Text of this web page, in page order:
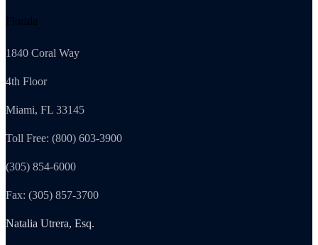
Florida
1840 Coral Way
4th Floor
Miami, FL 33145
Toll Free: (800) 603-3900
(305) 854-6000
Fax: (305) 857-3700
Natalia Utrera, Esq.